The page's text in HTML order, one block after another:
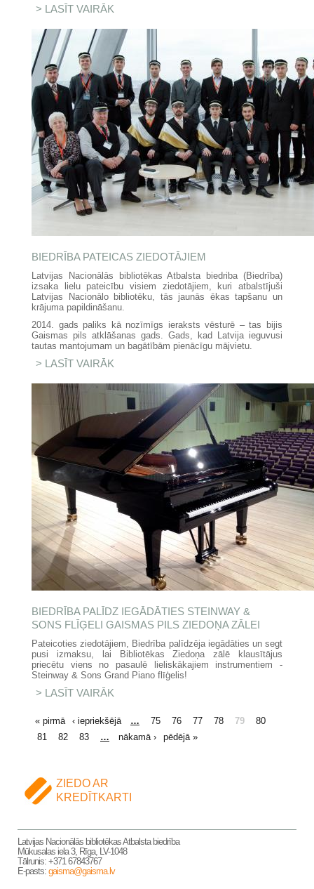
LASĪT VAIRĀK
BIRKERTAM 90 GADU JUBILEJĀ
BIEDRĪBA PATEICAS ZIEDOTĀJIEM
Latvijas Nacionālās bibliotēkas Atbalsta biedriba (Biedrība)
izsaka lielu pateicību visiem ziedotājiem, kuri atbalstījuši
Latvijas Nacionālo bibliotēku, tās jaunās ēkas tapšanu un
krājuma papildināšanu.
2014. gads paliks kā nozīmīgs ieraksts vēsturē – tas bijis
Gaismas pils atklāšanas gads. Gads, kad Latvija ieguvusi
tautas mantojumam un bagātībām pienācīgu mājvietu.
LASĪT VAIRĀK
BIEDRĪBA PALĪDZ IEGĀDĀTIES STEINWAY &
SONS FLĪĢELI GAISMAS PILS ZIEDOŅA ZĀLEI
Pateicoties ziedotājiem, Biedrība palīdzēja iegādāties un segt
pusi izmaksu, lai Bibliotēkas Ziedoņa zālē klausītājus
priecētu viens no pasaulē lieliskākajiem instrumentiem -
Steinway & Sons Grand Piano flīģelis!
LASĪT VAIRĀK
ZĀLEI
LAPAS
« pirmā ‹ iepriekšējā … 75 76 77 78 79
80
81
82 83 … nākamā › pēdējā »
ZIEDO AR
KREDĪTKARTI
Latvijas Nacionālās bibliotēkas Atbalsta biedrība
Mūkusalas iela 3, Rīga, LV-1048
Tālrunis: +371 67843767
E-pasts: gaisma@gaisma.lv